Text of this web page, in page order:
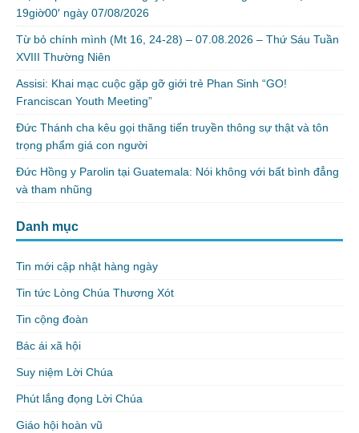
19giờ00′ ngày 07/08/2026
Từ bỏ chính mình (Mt 16, 24-28) – 07.08.2026 – Thứ Sáu Tuần
XVIII Thường Niên
Assisi: Khai mạc cuộc gặp gỡ giới trẻ Phan Sinh “GO!
Franciscan Youth Meeting”
Đức Thánh cha kêu gọi thăng tiến truyền thông sự thật và tôn
trọng phẩm giá con người
Đức Hồng y Parolin tại Guatemala: Nói không với bất bình đẳng
và tham nhũng
Danh mục
Tin mới cập nhật hàng ngày
Tin tức Lòng Chúa Thương Xót
Tin cộng đoàn
Bác ái xã hội
Suy niệm Lời Chúa
Phút lắng đọng Lời Chúa
Giáo hội hoàn vũ